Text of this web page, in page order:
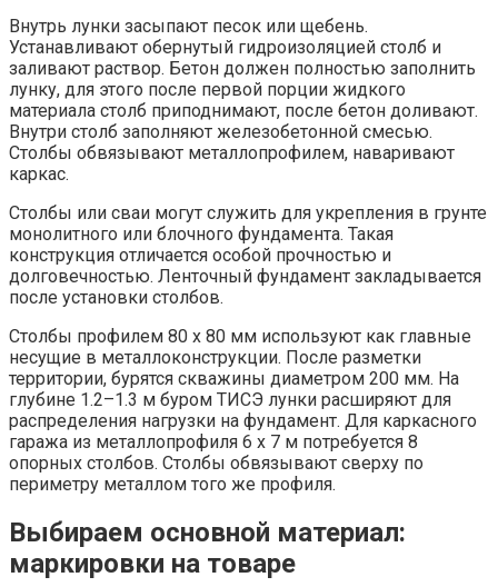
Внутрь лунки засыпают песок или щебень.
Устанавливают обернутый гидроизоляцией столб и
заливают раствор. Бетон должен полностью заполнить
лунку, для этого после первой порции жидкого
материала столб приподнимают, после бетон доливают.
Внутри столб заполняют железобетонной смесью.
Столбы обвязывают металлопрофилем, наваривают
каркас.
Столбы или сваи могут служить для укрепления в грунте
монолитного или блочного фундамента. Такая
конструкция отличается особой прочностью и
долговечностью. Ленточный фундамент закладывается
после установки столбов.
Столбы профилем 80 х 80 мм используют как главные
несущие в металлоконструкции. После разметки
территории, бурятся скважины диаметром 200 мм. На
глубине 1.2–1.3 м буром ТИСЭ лунки расширяют для
распределения нагрузки на фундамент. Для каркасного
гаража из металлопрофиля 6 х 7 м потребуется 8
опорных столбов. Столбы обвязывают сверху по
периметру металлом того же профиля.
Выбираем основной материал:
маркировки на товаре